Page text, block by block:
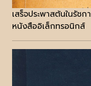
เสร็จประพาสต้นในรัชก
หนังสืออิเล็กทรอนิกส์